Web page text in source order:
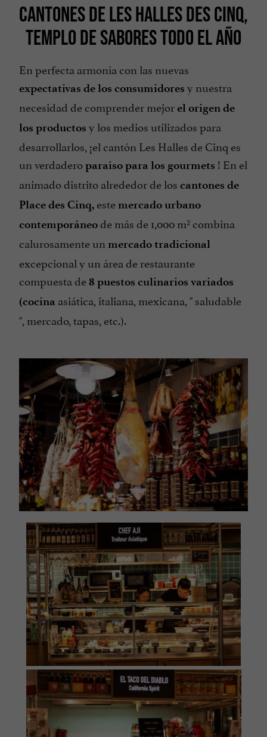
CANTONES DE LES HALLES DES CINQ,
TEMPLO DE SABORES TODO EL AÑO
En perfecta armonía con las nuevas
expectativas de los consumidores y nuestra
necesidad de comprender mejorel origen de
los productos y los medios utilizados para
desarrollarlos, ¡el cantón Les Halles de Cinq es
un verdaderoparaíso para los gourmets ! En el
animado distrito alrededor de los cantones de
Place des Cinq, este mercado urbano
contemporáneode más de 1,000 m² combina
calurosamente un mercado tradicional
excepcional y un área de restaurante
compuesta de8 puestos culinarios variados
(cocina asiática, italiana, mexicana, " saludable
", mercado, tapas, etc.).